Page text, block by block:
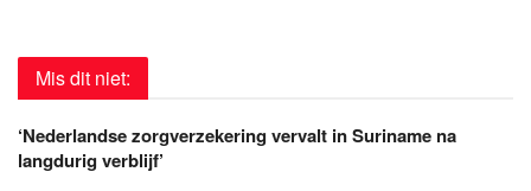
Mis dit niet:
‘Nederlandse zorgverzekering vervalt in Suriname na
langdurig verblijf’